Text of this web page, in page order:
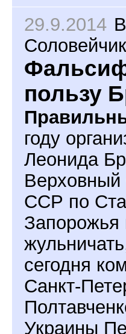
29.9.2014
Соловейчик
пользу
году
Леонида
Верховный
ССР по
Запорожья
сегодня
Санкт-
Украины